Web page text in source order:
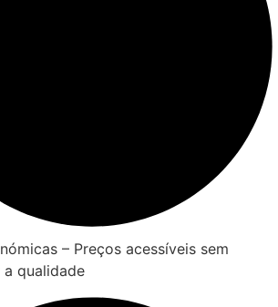
– Preços acessíveis sem
qualidade